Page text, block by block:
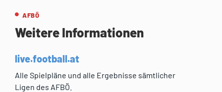
AFBÖ
Weitere Informationen
live.football.at
Alle Spielpläne und alle Ergebnisse sämtlicher
Ligen des AFBÖ.